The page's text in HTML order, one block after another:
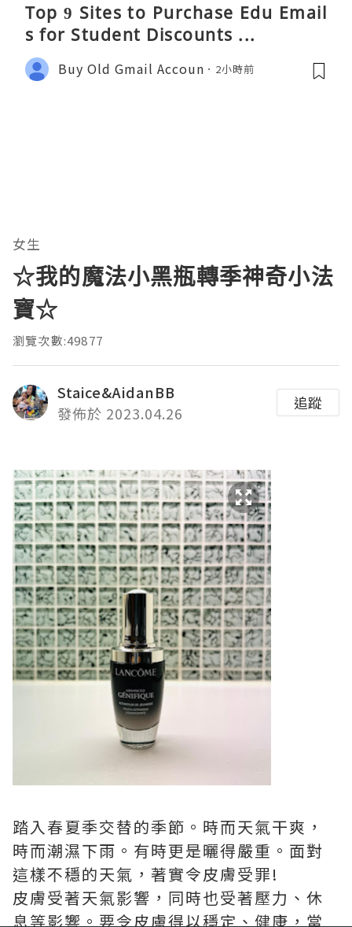
Top 9 Sites to Purchase Edu Email
s for Student Discounts ...
Buy Old Gmail Accoun 2小時前
女生
☆我的魔法小黑瓶轉季神奇小法
寶☆
瀏覽次數:49877
Staice&AidanBB
發佈於 2023.04.26
追蹤
踏入春夏季交替的季節。時而天氣干爽，
時而潮濕下雨。有時更是曬得嚴重。面對
這樣不穩的天氣，著實令皮膚受罪!
皮膚受著天氣影響，同時也受著壓力、休
息等影響。要令皮膚得以穩定、健康，當